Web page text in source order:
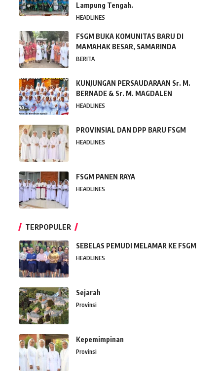
Lampung Tengah.
HEADLINES
FSGM BUKA KOMUNITAS BARU DI
MAMAHAK BESAR, SAMARINDA
BERITA
KUNJUNGAN PERSAUDARAAN Sr. M.
BERNADE & Sr. M. MAGDALEN
HEADLINES
PROVINSIAL DAN DPP BARU FSGM
HEADLINES
FSGM PANEN RAYA
HEADLINES
TERPOPULER
SEBELAS PEMUDI MELAMAR KE FSGM
HEADLINES
Sejarah
Provinsi
Kepemimpinan
Provinsi